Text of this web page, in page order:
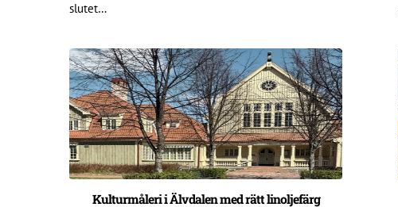
slutet…
Kulturmåleri i Älvdalen med rätt linoljefärg